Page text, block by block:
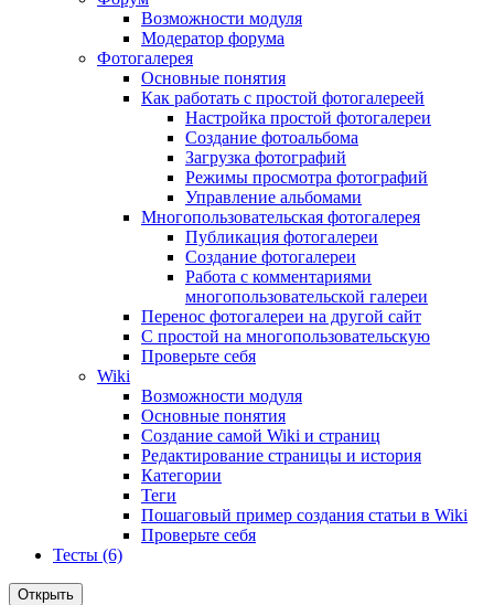
Возможности модуля
Модератор форума
Фотогалерея
Основные понятия
Как работать с простой фотогалереей
Настройка простой фотогалереи
Создание фотоальбома
Загрузка фотографий
Режимы просмотра фотографий
Управление альбомами
Многопользовательская фотогалерея
Публикация фотогалереи
Создание фотогалереи
Работа с комментариями
многопользовательской галереи
Перенос фотогалереи на другой сайт
С простой на многопользовательскую
Проверьте себя
Wiki
Возможности модуля
Основные понятия
Создание самой Wiki и страниц
Редактирование страницы и история
Категории
Теги
Пошаговый пример создания статьи в Wiki
Проверьте себя
Тесты (6)
Открыть